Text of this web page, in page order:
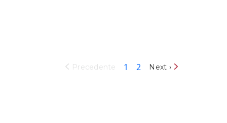
Paginazione Precedente Pagina attuale
1 Pagina
2 Pagina successiva
Next ›